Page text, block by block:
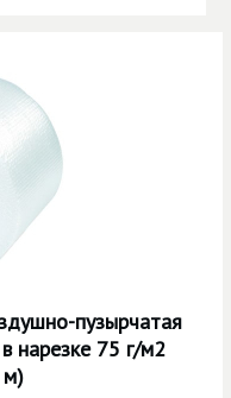
пузырчатая
нарезке 75 г/м2
м)